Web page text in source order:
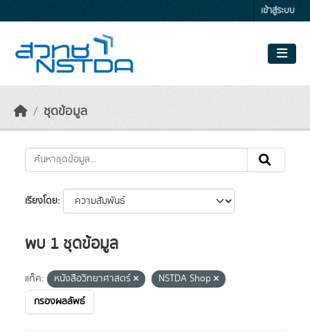
เข้าสู่ระบบ
ชุดข้อมูล
เรียงโดย
พบ 1 ชุดข้อมูล
แท็ค: หนังสือวิทยาศาสตร์
NSTDA Shop
กรองผลลัพธ์